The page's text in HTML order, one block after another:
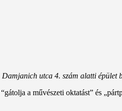
utca 4. szám alatti épület
a művészeti oktatást” és